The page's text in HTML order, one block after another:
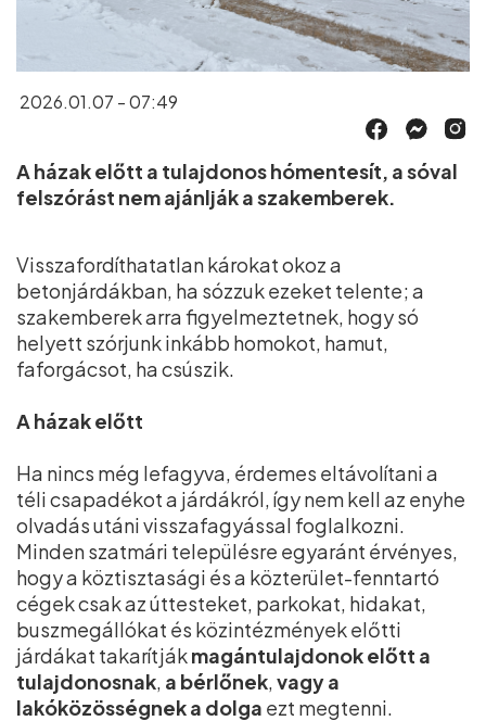
2026.01.07 - 07:49
A házak előtt a tulajdonos hómentesít, a sóval
felszórást nem ajánlják a szakemberek.
Visszafordíthatatlan károkat okoz a
betonjárdákban, ha sózzuk ezeket telente; a
szakemberek arra figyelmeztetnek, hogy só
helyett szórjunk inkább homokot, hamut,
faforgácsot, ha csúszik.
A házak előtt
Ha nincs még lefagyva, érdemes eltávolítani a
téli csapadékot a járdákról, így nem kell az enyhe
olvadás utáni visszafagyással foglalkozni.
Minden szatmári településre egyaránt érvényes,
hogy a köztisztasági és a közterület-fenntartó
cégek csak az úttesteket, parkokat, hidakat,
buszmegállókat és közintézmények előtti
járdákat takarítjákmagántulajdonokelőtt a
tulajdonosnak, a bérlőnek,vagya
lakóközösségneka dolga ezt megtenni.